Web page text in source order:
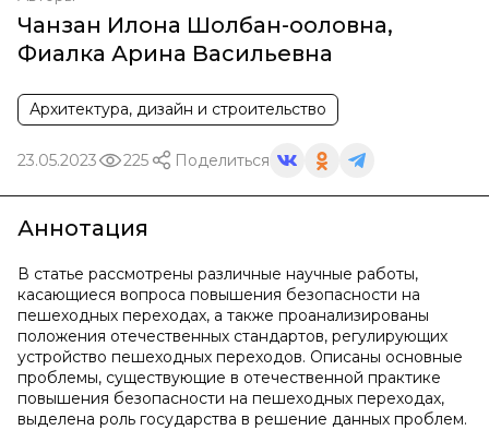
Чанзан Илона Шолбан-ооловна,
Фиалка Арина Васильевна
Архитектура, дизайн и строительство
23.05.2023 225 Поделиться
Аннотация
В статье рассмотрены различные научные работы,
касающиеся вопроса повышения безопасности на
пешеходных переходах, а также проанализированы
положения отечественных стандартов, регулирующих
устройство пешеходных переходов. Описаны основные
проблемы, существующие в отечественной практике
повышения безопасности на пешеходных переходах,
выделена роль государства в решение данных проблем.